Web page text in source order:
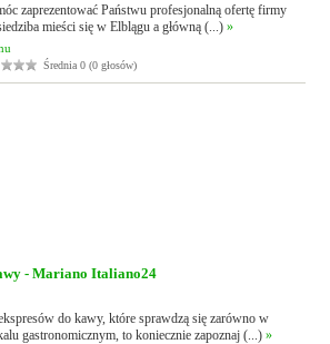
zaprezentować Państwu profesjonalną ofertę firmy
mieści się w Elblągu a główną (...)»
Średnia 0 (0 głosów)
- Mariano Italiano24
do kawy, które sprawdzą się zarówno w
gastronomicznym, to koniecznie zapoznaj (...)»